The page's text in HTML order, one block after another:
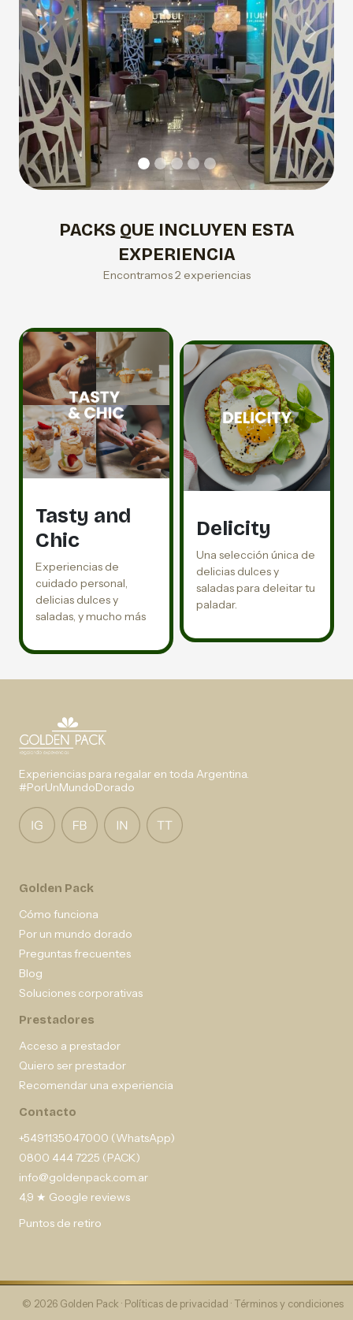
Previous Next
PACKS QUE INCLUYEN ESTA
EXPERIENCIA
Encontramos 2 experiencias
Tasty and
Chic
Experiencias de
cuidado personal,
delicias dulces y
saladas, y mucho más
Delicity
Una selección única de
delicias dulces y
saladas para deleitar tu
paladar.
Experiencias para regalar en toda Argentina.
#PorUnMundoDorado
Golden Pack
Cómo funciona
Por un mundo dorado
Preguntas frecuentes
Blog
Soluciones corporativas
Prestadores
Acceso a prestador
Quiero ser prestador
Recomendar una experiencia
Contacto
+5491135047000 (WhatsApp)
0800 444 7225 (PACK)
info@goldenpack.com.ar
4,9 ★ Google reviews
Puntos de retiro
© 2026 Golden Pack · Políticas de privacidad · Términos y condiciones